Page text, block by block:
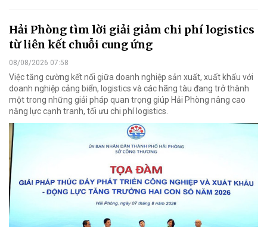
Hải Phòng tìm lời giải giảm chi phí logistics
từ liên kết chuỗi cung ứng
08/08/2026 07:58
Việc tăng cường kết nối giữa doanh nghiệp sản xuất, xuất khẩu với
doanh nghiệp cảng biển, logistics và các hãng tàu đang trở thành
một trong những giải pháp quan trọng giúp Hải Phòng nâng cao
năng lực cạnh tranh, tối ưu chi phí logistics.